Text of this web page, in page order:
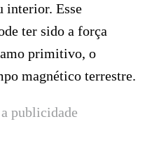
interior. Esse
ter sido a força
primitivo, o
magnético terrestre.
publicidade